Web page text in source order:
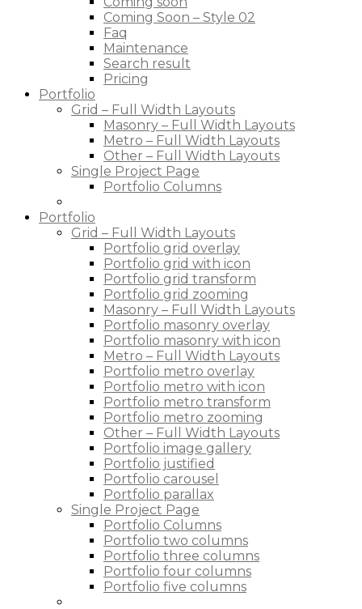
Coming Soon – Style 02
Faq
Maintenance
Search result
Pricing
Portfolio
Grid – Full Width Layouts
Masonry – Full Width Layouts
Metro – Full Width Layouts
Other – Full Width Layouts
Single Project Page
Portfolio Columns
Portfolio
Grid – Full Width Layouts
Portfolio grid overlay
Portfolio grid with icon
Portfolio grid transform
Portfolio grid zooming
Masonry – Full Width Layouts
Portfolio masonry overlay
Portfolio masonry with icon
Metro – Full Width Layouts
Portfolio metro overlay
Portfolio metro with icon
Portfolio metro transform
Portfolio metro zooming
Other – Full Width Layouts
Portfolio image gallery
Portfolio justified
Portfolio carousel
Portfolio parallax
Single Project Page
Portfolio Columns
Portfolio two columns
Portfolio three columns
Portfolio four columns
Portfolio five columns